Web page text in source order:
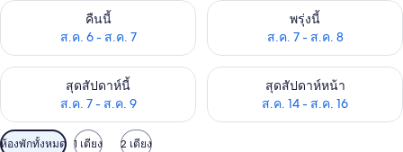
คืนนี้
ส.ค. 6 - ส.ค. 7
ตรวจสอบจำนวนห้องพักว่างในคืนนี้ ส.ค. 6 - ส.ค. 7พรุ่งนี้
ส.ค. 7 - ส.ค. 8
ตรวจสอบจำนวนห้องพักว่างใน
สุดสัปดาห์นี้
ส.ค. 7 - ส.ค. 9
ตรวจสอบจำนวนห้องพักว่างในสุดสัปดาห์นี้ ส.ค. 7 - ส.ค. 9
สุดสัปดาห์หน้า
ส.ค. 14 - ส.ค. 16
ตรวจสอบจำนวนห้องพักว่างใน
ตัว
ห้องพักทั้งหมด 1 เตียง 2 เตียง